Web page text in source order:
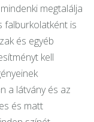
megtalálja
falburkolatként is
és egyéb
kell
a látvány és az
és matt